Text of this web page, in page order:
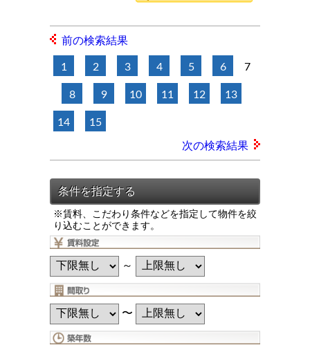
前の検索結果
1 2 3 4 5 6 7
8 9 10 11 12 13
14 15
次の検索結果
※賃料、こだわり条件などを指定して物件を絞
り込むことができます。
～
〜